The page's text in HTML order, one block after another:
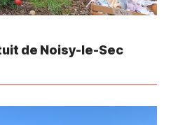
de Noisy-le-Sec